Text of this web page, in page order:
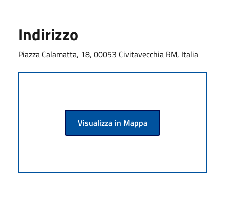
Indirizzo
Piazza Calamatta, 18, 00053 Civitavecchia RM, Italia
Visualizza in Mappa